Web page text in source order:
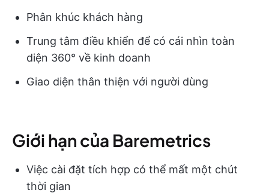
Phân khúc khách hàng
Trung tâm điều khiển để có cái nhìn toàn
diện 360° về kinh doanh
Giao diện thân thiện với người dùng
Giới hạn của Baremetrics
Việc cài đặt tích hợp có thể mất một chút
thời gian